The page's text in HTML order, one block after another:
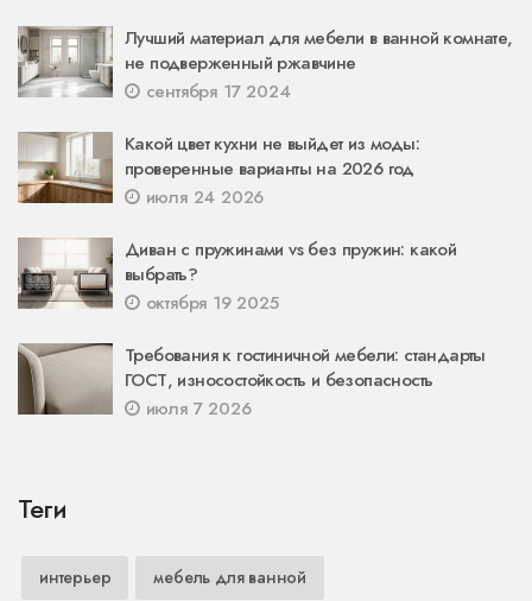
Лучший материал для мебели в ванной комнате,
не подверженный ржавчине
сентября 17 2024
Какой цвет кухни не выйдет из моды:
проверенные варианты на 2026 год
июля 24 2026
Диван с пружинами vs без пружин: какой
выбрать?
октября 19 2025
Требования к гостиничной мебели: стандарты
ГОСТ, износостойкость и безопасность
июля 7 2026
Теги
интерьер мебель для ванной